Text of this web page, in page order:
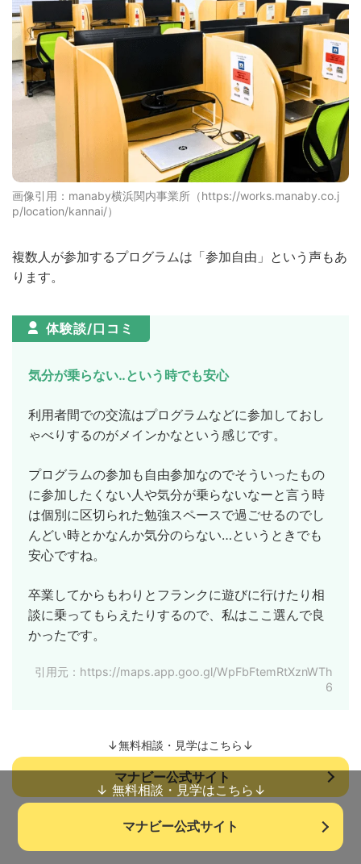
画像引用：manaby横浜関内事業所（https://works.manaby.co.j
p/location/kannai/）
複数人が参加するプログラムは「参加自由」という声もあ
ります。
体験談/口コミ
気分が乗らない‥という時でも安心
利用者間での交流はプログラムなどに参加しておし
ゃべりするのがメインかなという感じです。
プログラムの参加も自由参加なのでそういったもの
に参加したくない人や気分が乗らないなーと言う時
は個別に区切られた勉強スペースで過ごせるのでし
んどい時とかなんか気分のらない…というときでも
安心ですね。
卒業してからもわりとフランクに遊びに行けたり相
談に乗ってもらえたりするので、私はここ選んで良
かったです。
引用元：https://maps.app.goo.gl/WpFbFtemRtXznWTh
6
↓無料相談・見学はこちら↓
マナビー公式サイト
「IT系スキル以外の訓練」も充実しています。
↓ 無料相談・見学はこちら↓
マナビー公式サイト